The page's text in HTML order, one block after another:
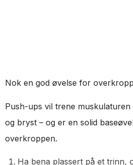
Nok en god øvelse for
Push-ups vil trene
og bryst – og er en solid
overkroppen.
Ha bena plassert på et trinn,